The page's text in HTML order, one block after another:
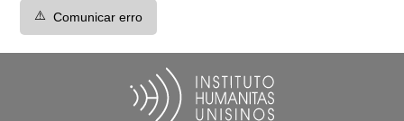
⚠️ Comunicar erro